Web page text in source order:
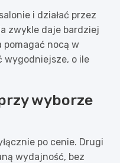
i działać przez
zwykle daje bardziej
pomagać nocą w
wygodniejsze, o ile
wyborze
po cenie. Drugi
wydajność, bez